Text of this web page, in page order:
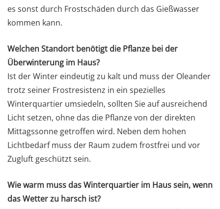
es sonst durch Frostschäden durch das Gießwasser
kommen kann.
Welchen Standort benötigt die Pflanze bei der
Überwinterung im Haus?
Ist der Winter eindeutig zu kalt und muss der Oleander
trotz seiner Frostresistenz in ein spezielles
Winterquartier umsiedeln, sollten Sie auf ausreichend
Licht setzen, ohne das die Pflanze von der direkten
Mittagssonne getroffen wird. Neben dem hohen
Lichtbedarf muss der Raum zudem frostfrei und vor
Zugluft geschützt sein.
Wie warm muss das Winterquartier im Haus sein, wenn
das Wetter zu harsch ist?